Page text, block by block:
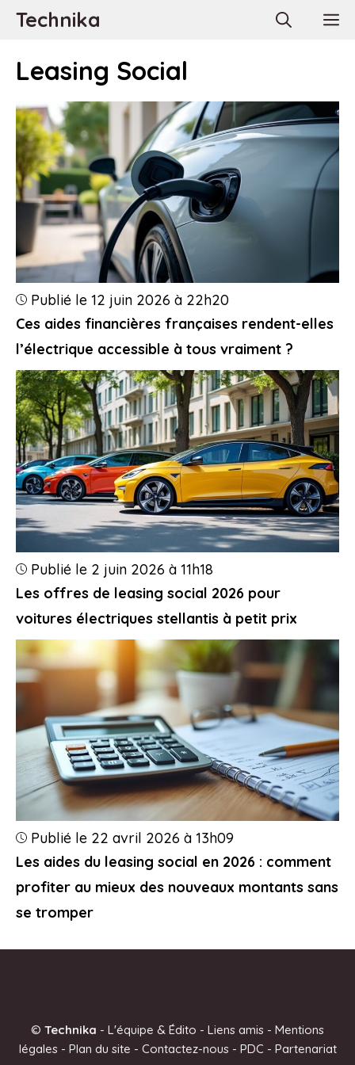
AllerTechnika
Leasing Social
Ces aides financières françaises rendent-elles
l’électrique accessible à tous vraiment ?
Publié le 12 juin 2026 à 22h20
Les offres de leasing social 2026 pour
voitures électriques stellantis à petit prix
Publié le 2 juin 2026 à 11h18
Les aides du leasing social en 2026 : comment
profiter au mieux des nouveaux montants sans
se tromper
Publié le 22 avril 2026 à 13h09
© Technika - L'équipe & Édito - Liens amis - Mentions
légales- Plan du site - Contactez-nous- PDC - Partenariat